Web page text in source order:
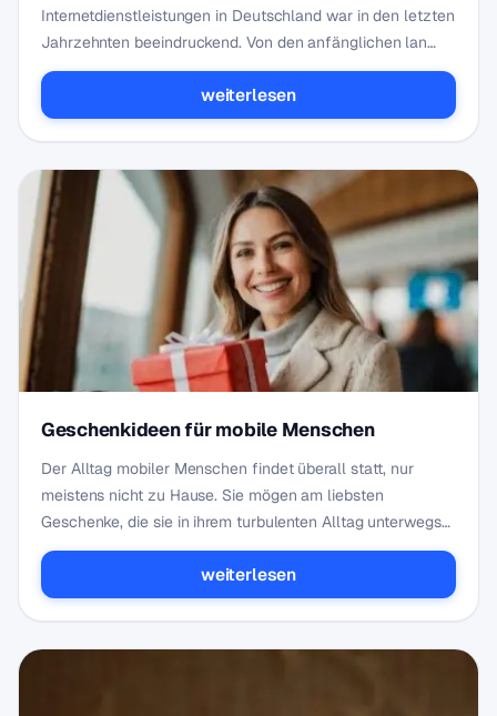
Internetdienstleistungen in Deutschland war in den letzten
Jahrzehnten beeindruckend. Von den anfänglichen lan…
weiterlesen
Geschenkideen für mobile Menschen
Der Alltag mobiler Menschen findet überall statt, nur
meistens nicht zu Hause. Sie mögen am liebsten
Geschenke, die sie in ihrem turbulenten Alltag unterwegs
nu…
weiterlesen